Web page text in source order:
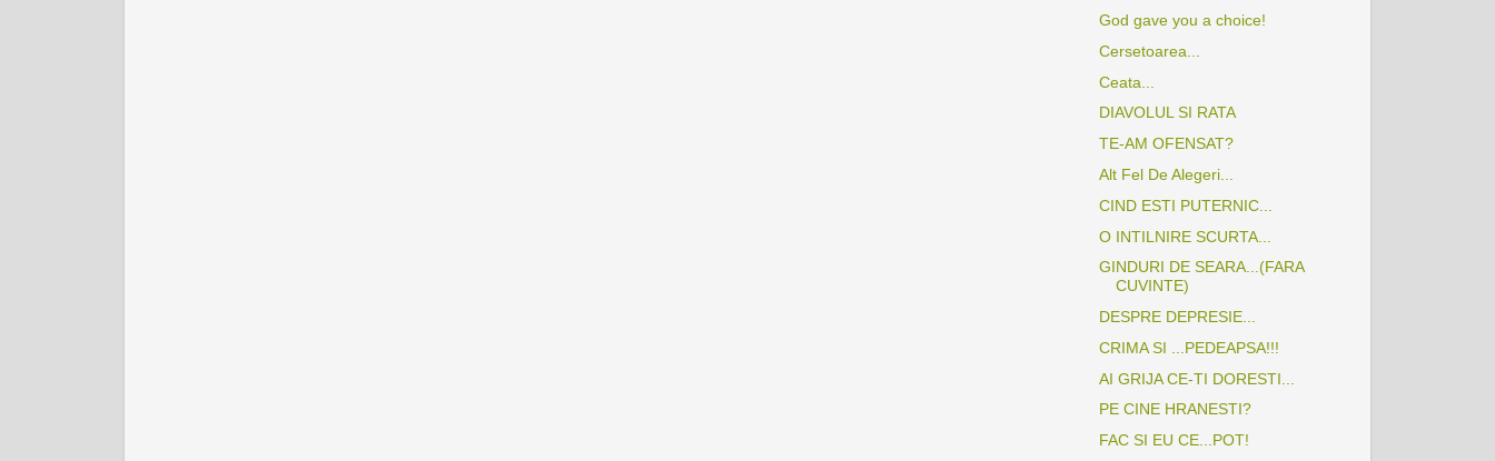
God gave you a choice!
Cersetoarea...
Ceata...
DIAVOLUL SI RATA
TE-AM OFENSAT?
Alt Fel De Alegeri...
CIND ESTI PUTERNIC...
O INTILNIRE SCURTA...
GINDURI DE SEARA...(FARA
CUVINTE)
DESPRE DEPRESIE...
CRIMA SI ...PEDEAPSA!!!
AI GRIJA CE-TI DORESTI...
PE CINE HRANESTI?
FAC SI EU CE...POT!